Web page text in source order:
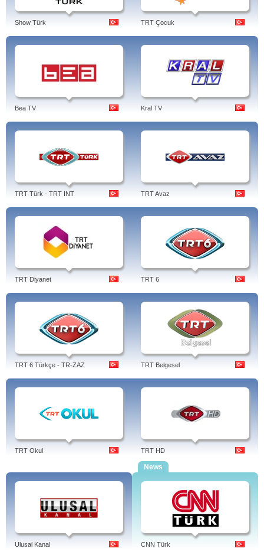
Show Türk TRT Çocuk
Bea TV Kral TV
TRT Türk - TRT INT TRT Avaz
TRT Diyanet TRT 6
TRT 6 Türkçe - TR-ZAZ TRT Belgesel
TRT Okul TRT HD
Ulusal Kanal
News
CNN Türk